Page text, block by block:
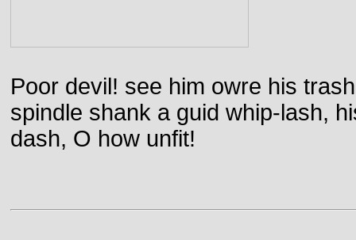
Poor devil! see him owre his
spindle shank a guid whip-lash,
dash, O how unfit!